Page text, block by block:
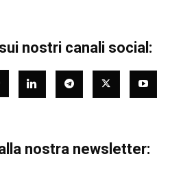
nostri canali social:
nostra newsletter: